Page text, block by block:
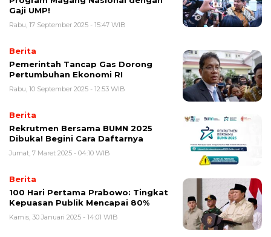
Gaji UMP!
Rabu, 17 September 2025 - 15:47 WIB
Berita
Pemerintah Tancap Gas Dorong
Pertumbuhan Ekonomi RI
Rabu, 10 September 2025 - 12:53 WIB
Berita
Rekrutmen Bersama BUMN 2025
Dibuka! Begini Cara Daftarnya
Jumat, 7 Maret 2025 - 04:10 WIB
Berita
100 Hari Pertama Prabowo: Tingkat
Kepuasan Publik Mencapai 80%
Kamis, 30 Januari 2025 - 14:01 WIB